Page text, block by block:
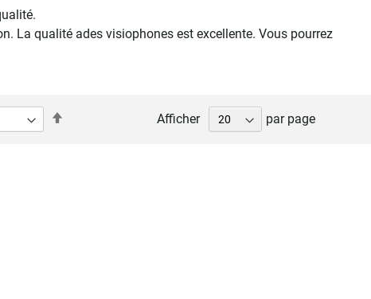
La qualité ades visiophones est excellente. Vous pourrez
Afficher par page